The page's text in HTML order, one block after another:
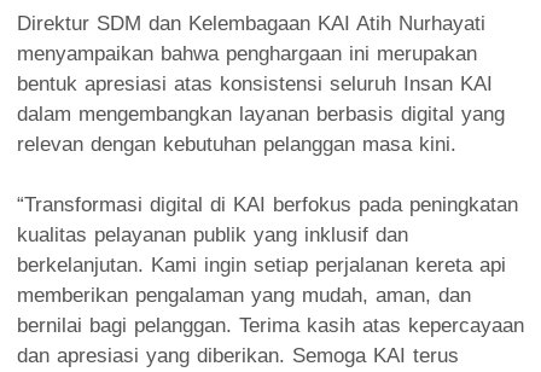
Direktur SDM dan Kelembagaan KAI Atih Nurhayati
menyampaikan bahwa penghargaan ini merupakan
bentuk apresiasi atas konsistensi seluruh Insan KAI
dalam mengembangkan layanan berbasis digital yang
relevan dengan kebutuhan pelanggan masa kini.
“Transformasi digital di KAI berfokus pada peningkatan
kualitas pelayanan publik yang inklusif dan
berkelanjutan. Kami ingin setiap perjalanan kereta api
memberikan pengalaman yang mudah, aman, dan
bernilai bagi pelanggan. Terima kasih atas kepercayaan
dan apresiasi yang diberikan. Semoga KAI terus